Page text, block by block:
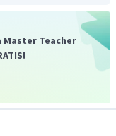
Master Teacher